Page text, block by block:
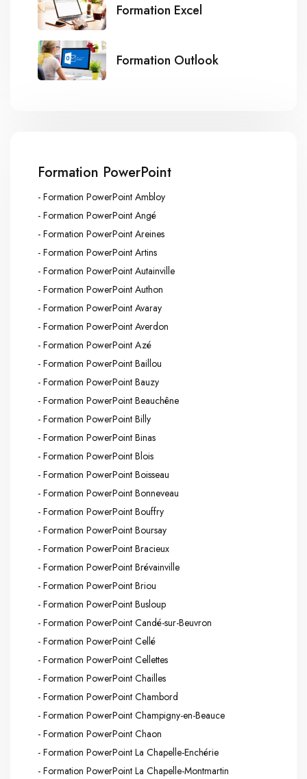
Formation Excel
Formation Outlook
Formation PowerPoint
- Formation PowerPoint Ambloy
- Formation PowerPoint Angé
- Formation PowerPoint Areines
- Formation PowerPoint Artins
- Formation PowerPoint Autainville
- Formation PowerPoint Authon
- Formation PowerPoint Avaray
- Formation PowerPoint Averdon
- Formation PowerPoint Azé
- Formation PowerPoint Baillou
- Formation PowerPoint Bauzy
- Formation PowerPoint Beauchêne
- Formation PowerPoint Billy
- Formation PowerPoint Binas
- Formation PowerPoint Blois
- Formation PowerPoint Boisseau
- Formation PowerPoint Bonneveau
- Formation PowerPoint Bouffry
- Formation PowerPoint Boursay
- Formation PowerPoint Bracieux
- Formation PowerPoint Brévainville
- Formation PowerPoint Briou
- Formation PowerPoint Busloup
- Formation PowerPoint Candé-sur-Beuvron
- Formation PowerPoint Cellé
- Formation PowerPoint Cellettes
- Formation PowerPoint Chailles
- Formation PowerPoint Chambord
- Formation PowerPoint Champigny-en-Beauce
- Formation PowerPoint Chaon
- Formation PowerPoint La Chapelle-Enchérie
- Formation PowerPoint La Chapelle-Montmartin